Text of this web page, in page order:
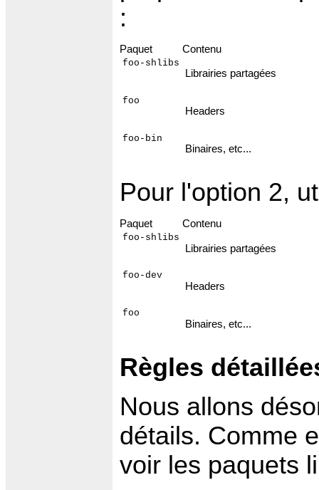
:
Paquet Contenu
foo-shlibs
Librairies partagées
foo
Headers
foo-bin
Binaires, etc...
Pour l'option 2,
Paquet Contenu
foo-shlibs
Librairies partagées
foo-dev
Headers
foo
Binaires, etc...
Règles
Nous allons
détails. Comme
voir les paquets